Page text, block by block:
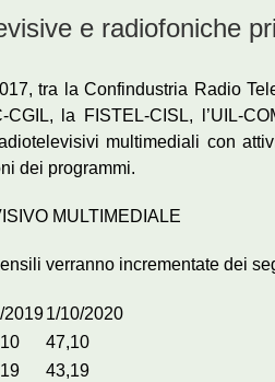
e radiofoniche
tra la Confindustria Radio
CGIL, la FISTEL-CISL, l’UIL-
multimediali con
dei programmi.
MULTIMEDIALE
verranno incrementate dei
20191/10/2020
47,10
43,19